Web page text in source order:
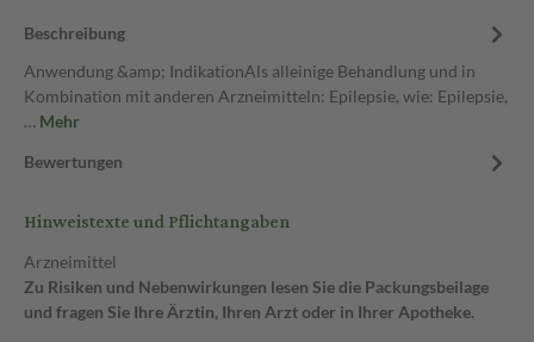
Beschreibung
Anwendung &amp; IndikationAls alleinige Behandlung und in
Kombination mit anderen Arzneimitteln: Epilepsie, wie: Epilepsie,
… Mehr
Bewertungen
Hinweistexte und Pflichtangaben
Arzneimittel
Zu Risiken und Nebenwirkungen lesen Sie die Packungsbeilage
und fragen Sie Ihre Ärztin, Ihren Arzt oder in Ihrer Apotheke.